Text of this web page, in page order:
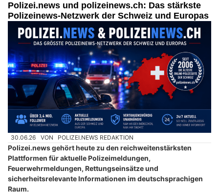
Polizei.news und polizeinews.ch: Das stärkste
Polizeinews-Netzwerk der Schweiz und Europas
30.06.26 VON POLIZEI.NEWS REDAKTION
Polizei.news gehört heute zu den reichweitenstärksten
Plattformen für aktuelle Polizeimeldungen,
Feuerwehrmeldungen, Rettungseinsätze und
sicherheitsrelevante Informationen im deutschsprachigen
Raum.